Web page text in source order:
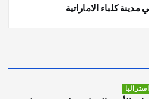
كلباء الاماراتية
لأستراليا بلعبة كمال الاجساماستراليا